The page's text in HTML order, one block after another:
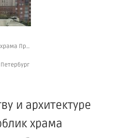
В Петербурге представлен облик храма Преподобного Сергия Радонежского
и архитектуре
храма